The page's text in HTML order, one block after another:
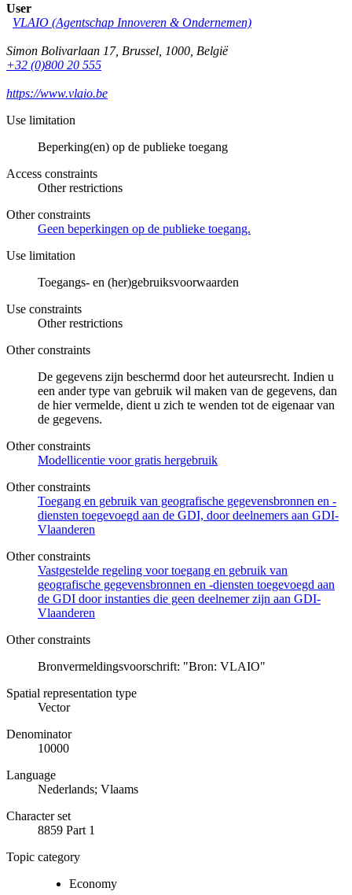
User
VLAIO (Agentschap Innoveren & Ondernemen)
Simon Bolivarlaan 17, Brussel 1000 België
+32 (0)800 20 555
https://www.vlaio.be
Use limitation
Beperking(en) op de publieke toegang
Access constraints
Other restrictions
Other constraints
Geen beperkingen op de publieke toegang.
Use limitation
Toegangs- en (her)gebruiksvoorwaarden
Use constraints
Other restrictions
Other constraints
De gegevens zijn beschermd door het auteursrecht. Indien u
een ander type van gebruik wil maken van de gegevens, dan
de hier vermelde, dient u zich te wenden tot de eigenaar van
de gegevens.
Other constraints
Modellicentie voor gratis hergebruik
Other constraints
Toegang en gebruik van geografische gegevensbronnen en -
diensten toegevoegd aan de GDI, door deelnemers aan GDI-
Vlaanderen
Other constraints
Vastgestelde regeling voor toegang en gebruik van
geografische gegevensbronnen en -diensten toegevoegd aan
de GDI door instanties die geen deelnemer zijn aan GDI-
Vlaanderen
Other constraints
Bronvermeldingsvoorschrift: "Bron: VLAIO"
Spatial representation type
Vector
Denominator
10000
Language
Nederlands; Vlaams
Character set
8859 Part 1
Topic category
Economy